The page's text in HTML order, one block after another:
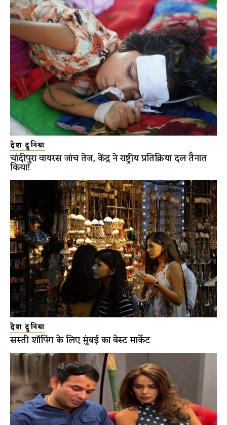
देश दुनिया
चांदीपुरा वायरस जांच तेज, केंद्र ने राष्ट्रीय प्रतिक्रिया दल तैनात
किया!
देश दुनिया
सस्ती शॉपिंग के लिए मुंबई का बेस्ट मार्केट